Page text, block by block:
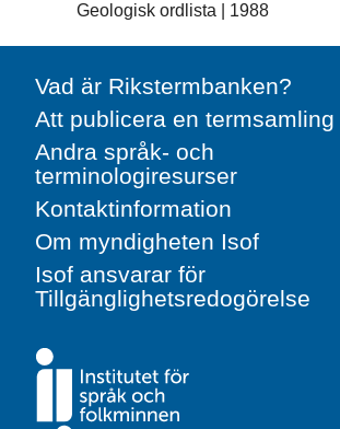
Geologisk ordlista | 1988
Vad är Rikstermbanken?
Att publicera en termsamling
Andra språk- och
terminologiresurser
Kontaktinformation
Om myndigheten Isof
Isof ansvarar för
Tillgänglighetsredogörelse